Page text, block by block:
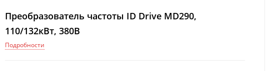
Преобразователь частоты ID Drive MD290,
110/132кВт, 380В
Подробности